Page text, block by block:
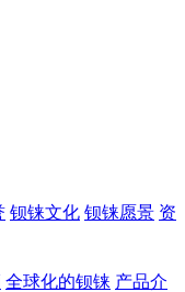
钡铼文化 钡铼愿景 资
全球化的钡铼 产品介